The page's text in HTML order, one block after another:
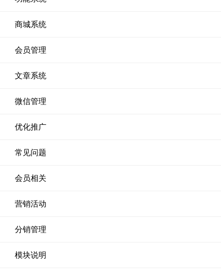
商城系统
会员管理
文章系统
微信管理
优化推广
常见问题
会员相关
营销活动
分销管理
模块说明